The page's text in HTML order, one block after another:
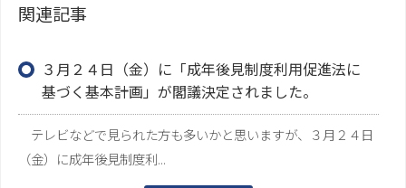
関連記事
３月２４日（金）に「成年後見制度利用促進法に
基づく基本計画」が閣議決定されました。
テレビなどで見られた方も多いかと思いますが、３月２４日
（金）に成年後見制度利...